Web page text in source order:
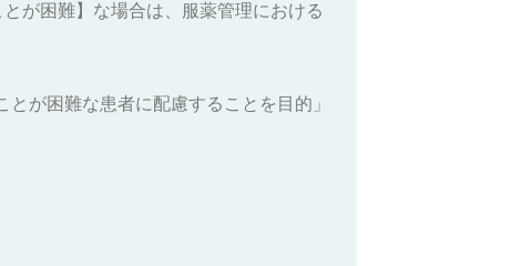
が困難】な場合は、服薬管理における
が困難な患者に配慮することを目的」